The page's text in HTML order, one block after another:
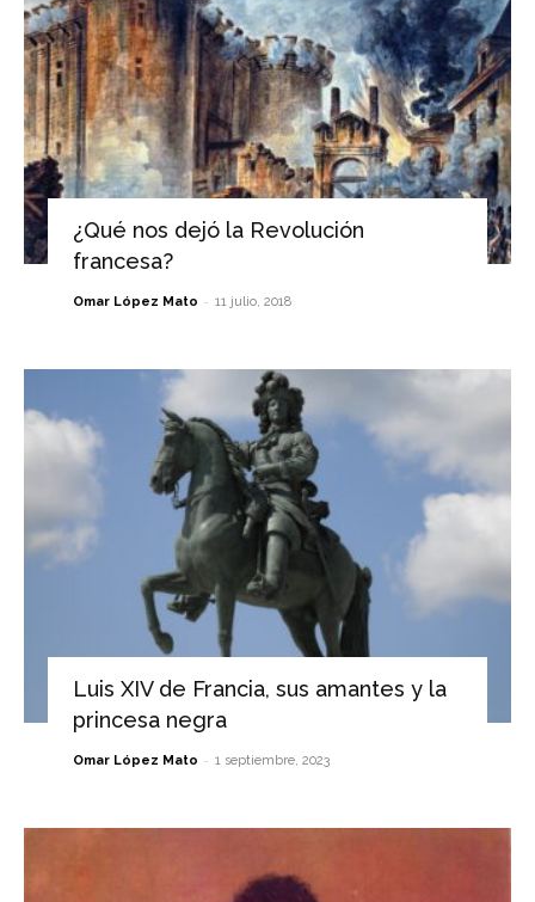
¿Qué nos dejó la Revolución
francesa?
Omar López Mato - 11 julio, 2018
Luis XIV de Francia, sus amantes y la
princesa negra
Omar López Mato - 1 septiembre, 2023